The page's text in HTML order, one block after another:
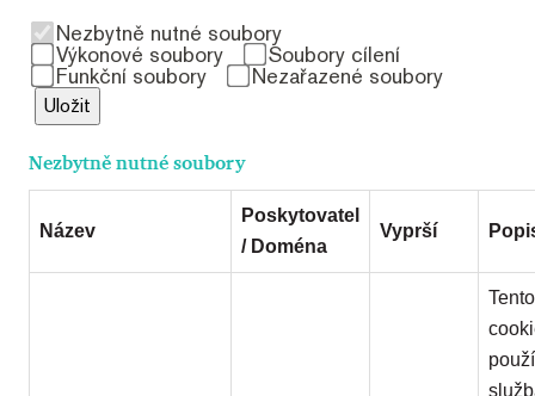
Nezbytně nutné soubory
Výkonové soubory Soubory cílení
Funkční soubory Nezařazené soubory
Uložit
Nezbytně nutné soubory
Název
Poskytovatel
/ Doména
Vyprší